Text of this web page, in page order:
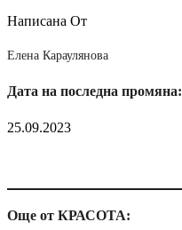
Написана От
Елена Караулянова
Дата на последна промяна:
25.09.2023
Още от КРАСОТА: